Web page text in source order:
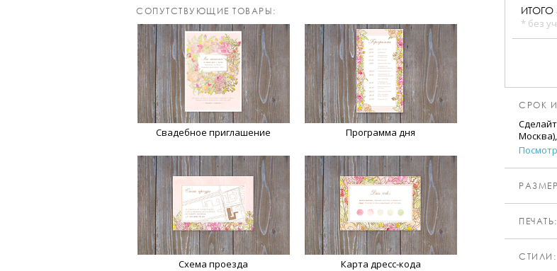
CОПУТСТВУЮЩИЕ ТОВАРЫ:
Свадебное приглашение Программа дня
Схема проезда Карта дресс-кода
ИТОГО
* без
СРОК
ПЕЧАТЬ:
CТИЛИ: